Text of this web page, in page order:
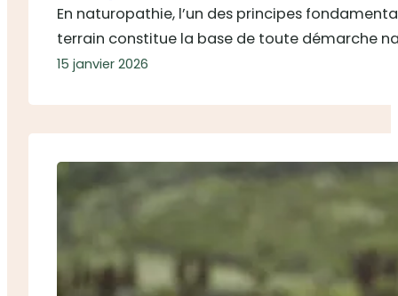
En naturopathie, l’un des principes
terrain constitue la base de toute démarche
15 janvier 2026